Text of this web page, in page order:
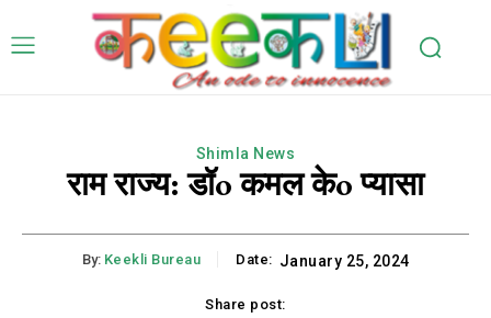
Shimla News
राम राज्य: डॉo कमल केo प्यासा
By: Keekli Bureau Date: January 25, 2024
Share post: